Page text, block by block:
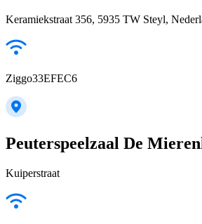
Keramiekstraat 356, 5935 TW Steyl,
Ziggo33EFEC6
Peuterspeelzaal De
Kuiperstraat